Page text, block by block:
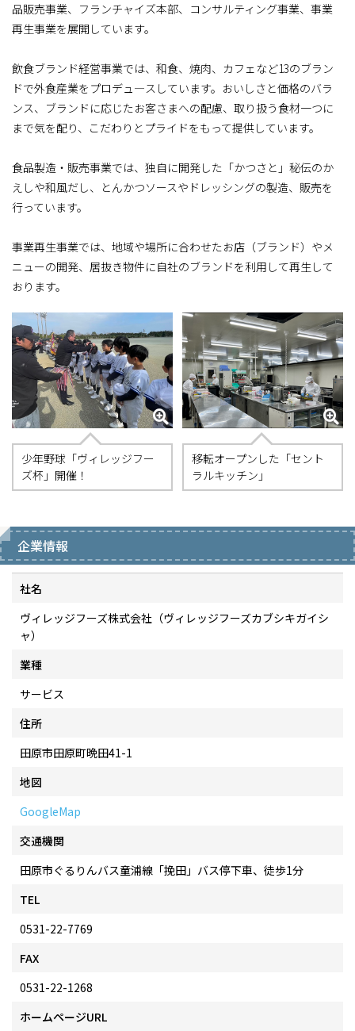
品販売事業、フランチャイズ本部、コンサルティング事業、事業
再生事業を展開しています。
飲食ブランド経営事業では、和食、焼肉、カフェなど13のブラン
ドで外食産業をプロデュ―スしています。おいしさと価格のバラ
ンス、ブランドに応じたお客さまへの配慮、取り扱う食材一つに
まで気を配り、こだわりとプライドをもって提供しています。
食品製造・販売事業では、独自に開発した「かつさと」秘伝のか
えしや和風だし、とんかつソースやドレッシングの製造、販売を
行っています。
事業再生事業では、地域や場所に合わせたお店（ブランド）やメ
ニューの開発、居抜き物件に自社のブランドを利用して再生して
おります。
少年野球「ヴィレッジフー
ズ杯」開催！
移転オープンした「セント
ラルキッチン」
企業情報
社名
ヴィレッジフーズ株式会社（ヴィレッジフーズカブシキガイシ
ャ）
業種
サービス
住所
田原市田原町晩田41-1
地図
GoogleMap
交通機関
田原市ぐるりんバス童浦線「挽田」バス停下車、徒歩1分
TEL
0531-22-7769
FAX
0531-22-1268
ホームページURL